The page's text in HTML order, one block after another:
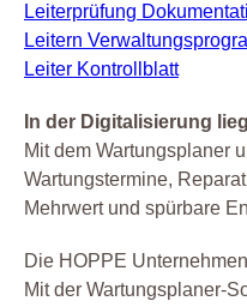
Leiterprüfung
Leitern
Leiter Kontrollblatt
In der Digitalisierung
Mit dem Wartungsplaner
Wartungstermine,
Mehrwert und spürbare
Die HOPPE
Mit der Wartungsplaner-